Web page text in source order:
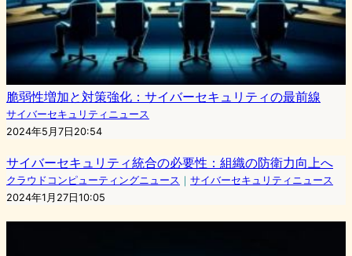
脆弱性増加と対策強化：サイバーセキュリティの最前線
サイバーセキュリティニュース
2024年5月7日20:54
サイバーセキュリティ統合の必要性：組織の防衛力向上へ
クラウドコンピューティングニュース ｜ サイバーセキュリティニュース
2024年1月27日10:05